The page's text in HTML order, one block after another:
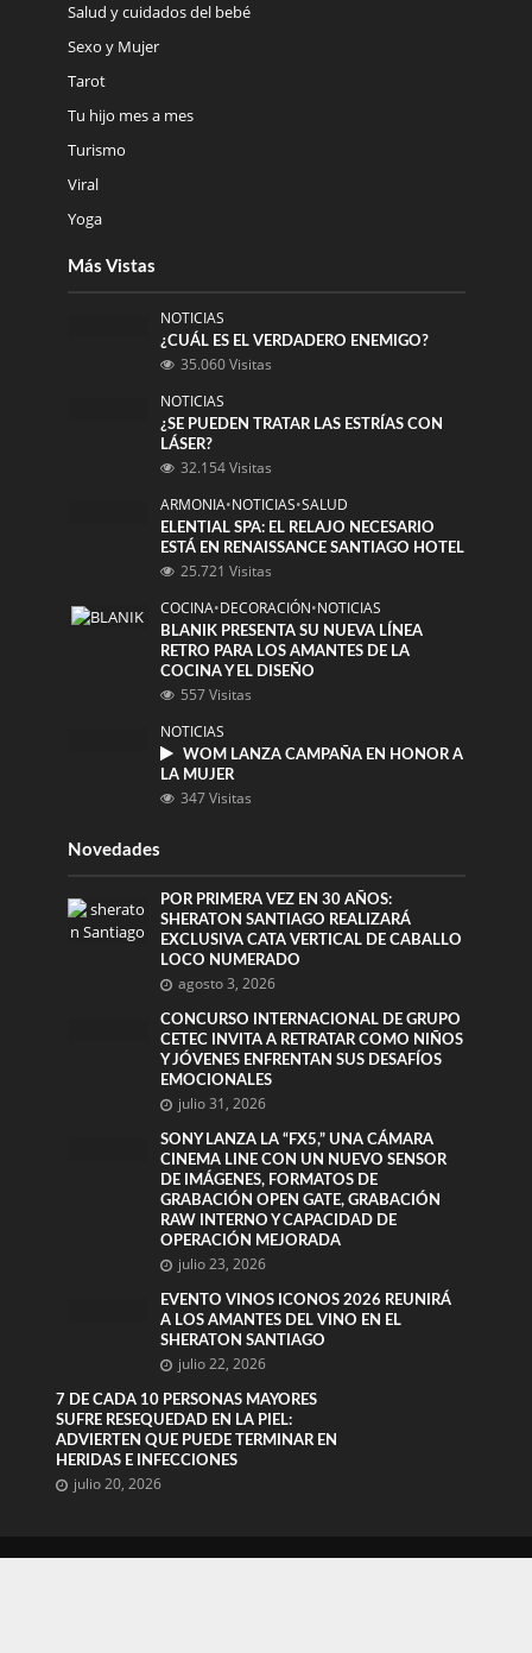
Salud y cuidados del bebé
Sexo y Mujer
Tarot
Tu hijo mes a mes
Turismo
Viral
Yoga
Más Vistas
NOTICIAS
¿CUÁL ES EL VERDADERO ENEMIGO?
35.060 Visitas
NOTICIAS
¿SE PUEDEN TRATAR LAS ESTRÍAS CON
LÁSER?
32.154 Visitas
ARMONIA•NOTICIAS•SALUD
ELENTIAL SPA: EL RELAJO NECESARIO
ESTÁ EN RENAISSANCE SANTIAGO HOTEL
25.721 Visitas
COCINA•DECORACIÓN•NOTICIAS
BLANIK PRESENTA SU NUEVA LÍNEA
RETRO PARA LOS AMANTES DE LA
COCINA Y EL DISEÑO
557 Visitas
NOTICIAS
WOM LANZA CAMPAÑA EN HONOR A
LA MUJER
347 Visitas
Novedades
POR PRIMERA VEZ EN 30 AÑOS:
SHERATON SANTIAGO REALIZARÁ
EXCLUSIVA CATA VERTICAL DE CABALLO
LOCO NUMERADO
agosto 3, 2026
CONCURSO INTERNACIONAL DE GRUPO
CETEC INVITA A RETRATAR COMO NIÑOS
Y JÓVENES ENFRENTAN SUS DESAFÍOS
EMOCIONALES
julio 31, 2026
SONY LANZA LA “FX5,” UNA CÁMARA
CINEMA LINE CON UN NUEVO SENSOR
DE IMÁGENES, FORMATOS DE
GRABACIÓN OPEN GATE, GRABACIÓN
RAW INTERNO Y CAPACIDAD DE
OPERACIÓN MEJORADA
julio 23, 2026
EVENTO VINOS ICONOS 2026 REUNIRÁ
A LOS AMANTES DEL VINO EN EL
SHERATON SANTIAGO
julio 22, 2026
7 DE CADA 10 PERSONAS MAYORES
SUFRE RESEQUEDAD EN LA PIEL:
ADVIERTEN QUE PUEDE TERMINAR EN
HERIDAS E INFECCIONES
julio 20, 2026